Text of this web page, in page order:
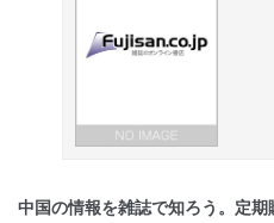
中国の情報を雑誌で知ろう。定期